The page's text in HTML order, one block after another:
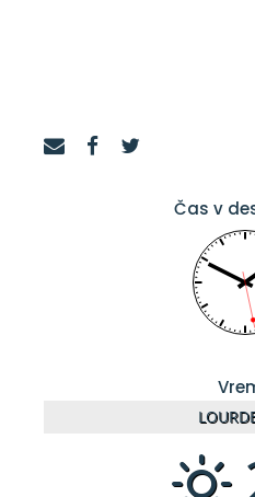
Čas v